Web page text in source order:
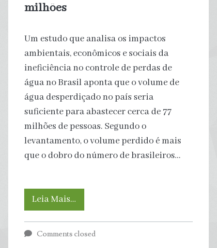
milhões
Um estudo que analisa os impactos
ambientais, econômicos e sociais da
ineficiência no controle de perdas de
água no Brasil aponta que o volume de
água desperdiçado no país seria
suficiente para abastecer cerca de 77
milhões de pessoas. Segundo o
levantamento, o volume perdido é mais
que o dobro do número de brasileiros…
Leia Mais…
de
Comments closed